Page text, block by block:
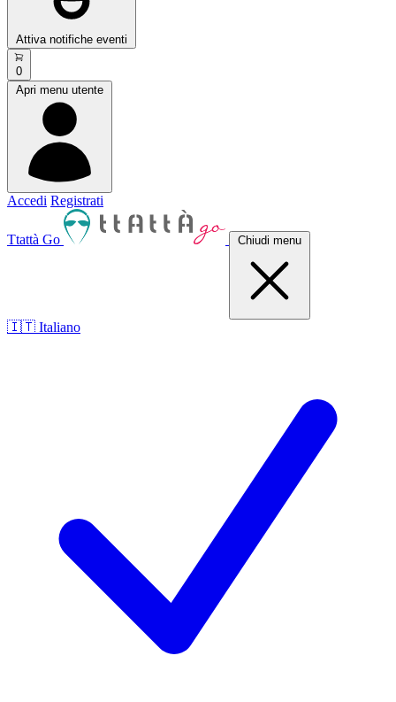
Attiva notifiche eventi
0
Apri menu utente
Accedi Registrati
Ttattà Go Chiudi menu
🇮🇹 Italiano